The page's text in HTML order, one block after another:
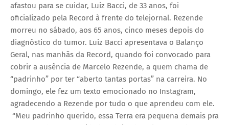
afastou para se cuidar, Luiz Bacci, de 33 anos, foi
oficializado pela Record à frente do telejornal. Rezende
morreu no sábado, aos 65 anos, cinco meses depois do
diagnóstico do tumor. Luiz Bacci apresentava o Balanço
Geral, nas manhãs da Record, quando foi convocado para
cobrir a ausência de Marcelo Rezende, a quem chama de
“padrinho” por ter “aberto tantas portas” na carreira. No
domingo, ele fez um texto emocionado no Instagram,
agradecendo a Rezende por tudo o que aprendeu com ele.
“Meu padrinho querido, essa Terra era pequena demais pra